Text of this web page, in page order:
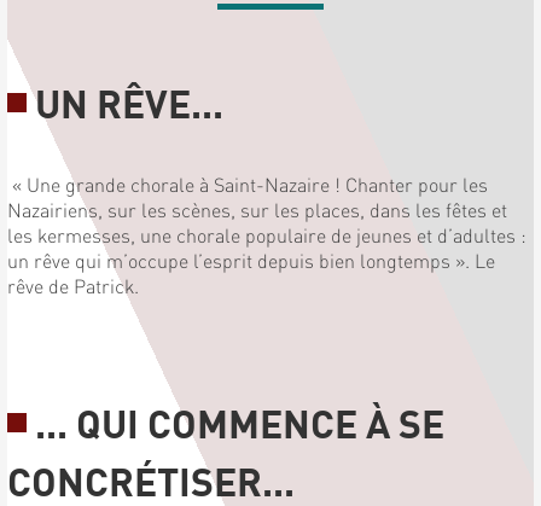
UN RÊVE...
« Une grande chorale à Saint-Nazaire ! Chanter pour les
Nazairiens, sur les scènes, sur les places, dans les fêtes et
les kermesses, une chorale populaire de jeunes et d’adultes :
un rêve qui m’occupe l’esprit depuis bien longtemps ». Le
rêve de Patrick.
... QUI COMMENCE À SE
CONCRÉTISER...